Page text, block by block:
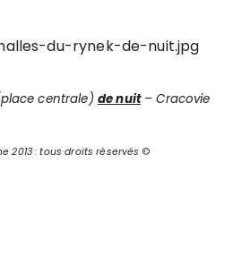
centrale) de nuit– Cracovie
2013 : tous droits réservés ©